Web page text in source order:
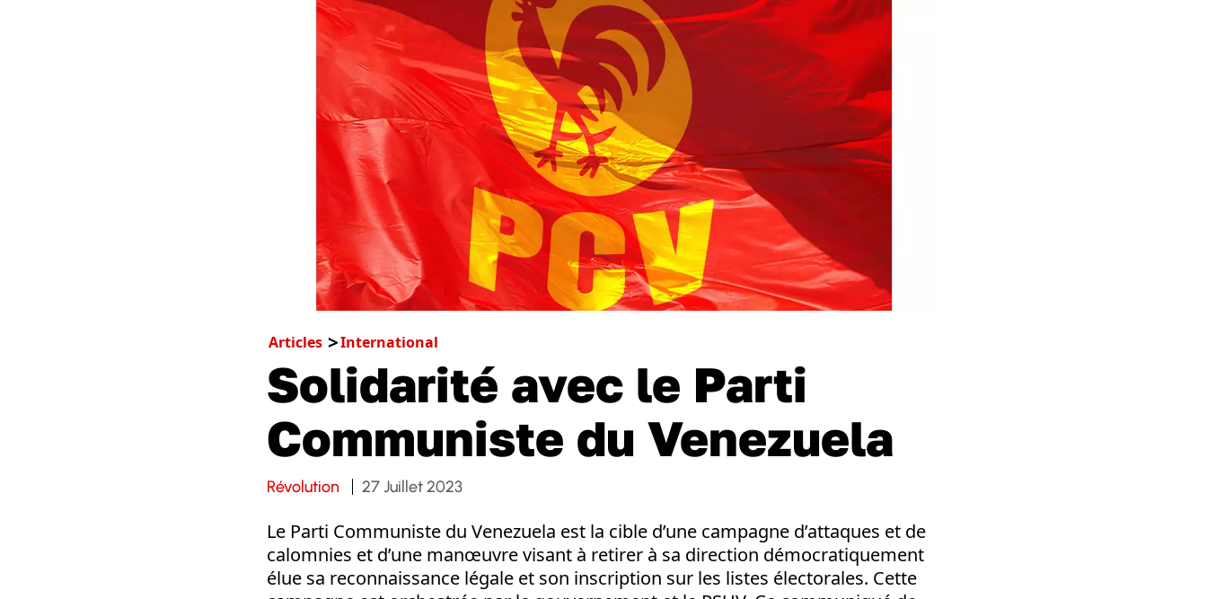
Articles International
Solidarité avec le Parti
Communiste du Venezuela
Révolution 27 Juillet 2023
Le Parti Communiste du Venezuela est la cible d’une campagne d’attaques et de
calomnies et d’une manœuvre visant à retirer à sa direction démocratiquement
élue sa reconnaissance légale et son inscription sur les listes électorales. Cette